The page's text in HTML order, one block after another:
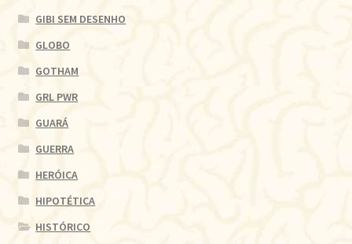
GIBI SEM DESENHO
GLOBO
GOTHAM
GRL PWR
GUARÁ
GUERRA
HERÓICA
HIPOTÉTICA
HISTÓRICO